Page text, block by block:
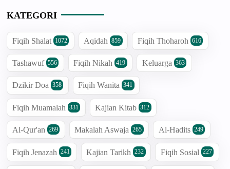
KATEGORI
Fiqih Shalat 1072 Aqidah 859 Fiqih Thoharoh 616
Tashawuf 556 Fiqih Nikah 419 Keluarga 363
Dzikir Doa 358 Fiqih Wanita 341
Fiqih Muamalah 331 Kajian Kitab 312
Al-Qur'an 269 Makalah Aswaja 265 Al-Hadits 249
Fiqih Jenazah 241 Kajian Tarikh 232 Fiqih Sosial 227